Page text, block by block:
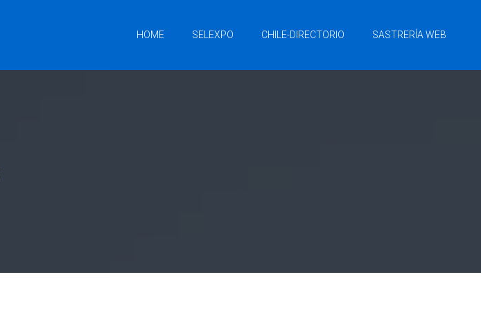
HOME SELEXPO CHILE-DIRECTORIO SASTRERÍA WEB